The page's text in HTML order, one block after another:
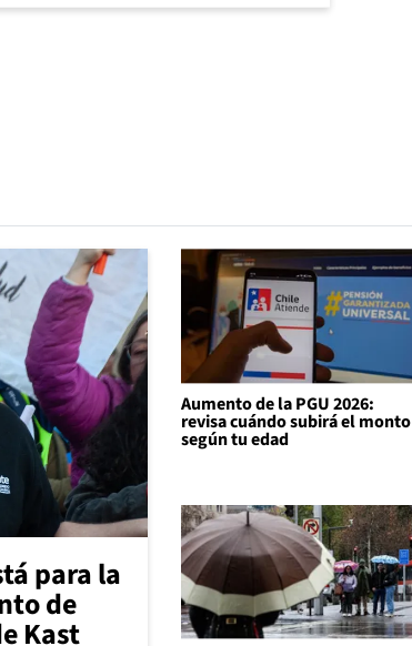
para la
de
Kast
Aumento de la PGU 2026:
revisa cuándo subirá el monto
según tu edad